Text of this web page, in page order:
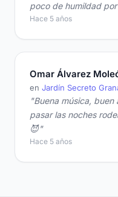
poco de humildad
Hace 5 años
Omar Álvarez
en Jardín Secreto
"Buena música,
pasar las noches
😈"
Hace 5 años